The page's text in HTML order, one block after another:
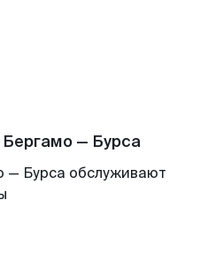
— Бурса
— Бурса обслуживают